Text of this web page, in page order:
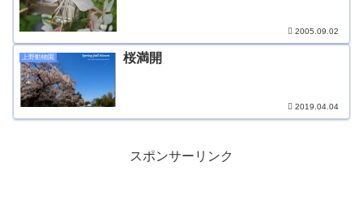
2005.09.02
上野動物園 桜満開
2019.04.04
スポンサーリンク